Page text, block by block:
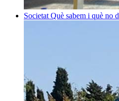
Societat Què sabem i què no